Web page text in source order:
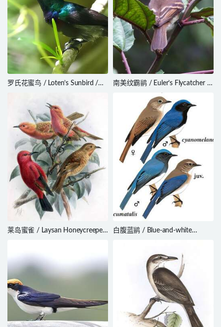
罗氏花蜜鸟 / Loten’s Sunbird /
南美纹霸鹟 / Euler’s Flycatcher /
Lathrotriccus euleri
莱岛蜜雀 / Laysan Honeycreeper
白腹蓝鹟 / Blue-and-white